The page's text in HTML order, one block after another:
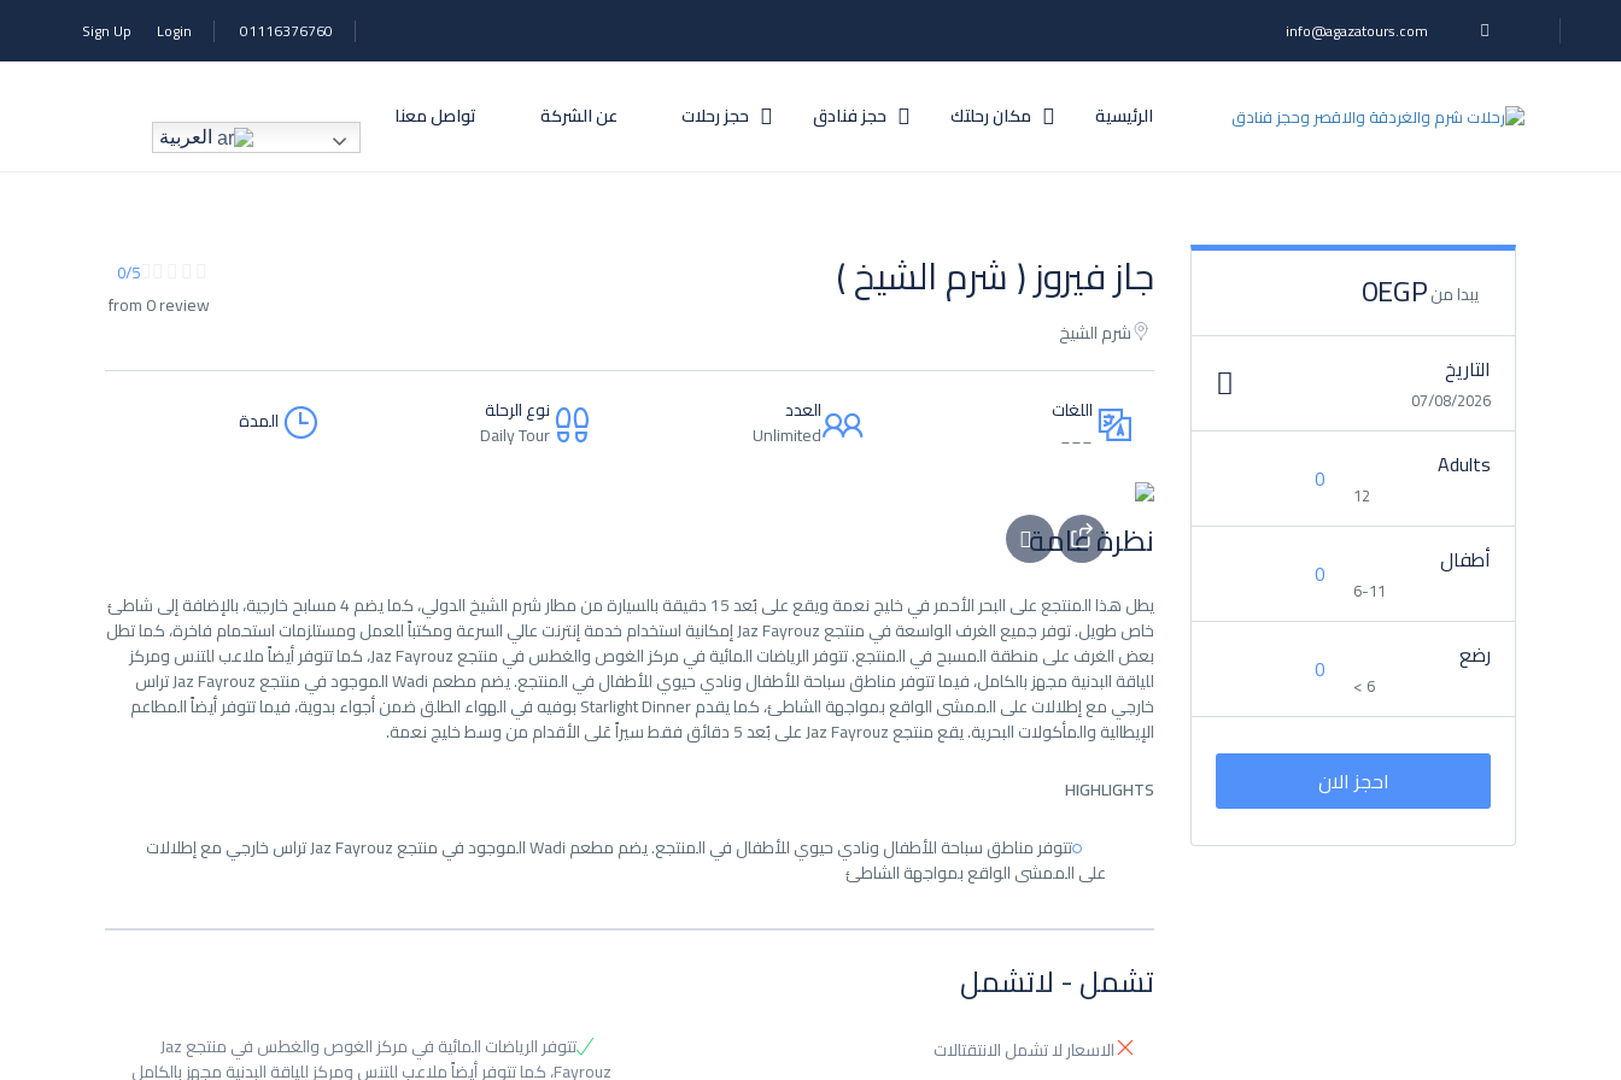
info@agazatours.com
01116376760
Login
Sign Up
الرئيسية مكان رحلتك حجز فنادق حجز رحلات عن الشركة تواصل معنا
العربية
جاز فيروز ( شرم الشيخ )
شرم الشيخ
0/5
from 0 review
المدة
نوع الرحلة
Daily Tour
العدد
Unlimited
اللغات
___
نظرة عامة
يطل هذا المنتجع على البحر الأحمر في خليج نعمة ويقع على بُعد 15 دقيقة بالسيارة من مطار شرم الشيخ الدولي، كما يضم 4 مسابح خارجية، بالإضافة إلى شاطئ
خاص طويل. توفر جميع الغرف الواسعة في منتجع Jaz Fayrouz إمكانية استخدام خدمة إنترنت عالي السرعة ومكتباً للعمل ومستلزمات استحمام فاخرة، كما تطل
بعض الغرف على منطقة المسبح في المنتجع. تتوفر الرياضات المائية في مركز الغوص والغطس في منتجع Jaz Fayrouz، كما تتوفر أيضاً ملاعب للتنس ومركز
للياقة البدنية مجهز بالكامل، فيما تتوفر مناطق سباحة للأطفال ونادي حيوي للأطفال في المنتجع. يضم مطعم Wadi الموجود في منتجع Jaz Fayrouz تراس
خارجي مع إطلالات على الممشى الواقع بمواجهة الشاطئ، كما يقدم Starlight Dinner بوفيه في الهواء الطلق ضمن أجواء بدوية، فيما تتوفر أيضاً المطاعم
الإيطالية والمأكولات البحرية. يقع منتجع Jaz Fayrouz على بُعد 5 دقائق فقط سيراً عَلى الأقدام من وسط خليج نعمة.
HIGHLIGHTS
تتوفر مناطق سباحة للأطفال ونادي حيوي للأطفال في المنتجع. يضم مطعم Wadi الموجود في منتجع Jaz Fayrouz تراس خارجي مع إطلالات
على الممشى الواقع بمواجهة الشاطئ
تشمل - لاتشمل
تتوفر الرياضات المائية في مركز الغوص والغطس في منتجع Jaz
Fayrouz، كما تتوفر أيضاً ملاعب للتنس ومركز للياقة البدنية مجهز بالكامل
الاسعار لا تشمل الانتقتالات
يبدا من0EGP
التاريخ
07/08/2026
Adults
12
أطفال
6-11
رضع
< 6
احجز الان